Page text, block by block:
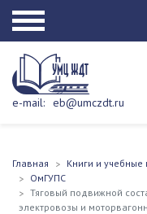
e-mail: eb@umczdt.ru
Главная Книги и учебные
ОмГУПС
Тяговый подвижной
электровозы и